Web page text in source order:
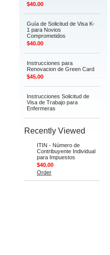
$40.00
Guía de Solicitud de Visa K-
1 para Novios
Comprometidos
$40.00
Instrucciones para
Renovacion de Green Card
$45.00
Instrucciones Solicitud de
Visa de Trabajo para
Enfermeras
Recently Viewed
ITIN - Número de
Contribuyente Individual
para Impuestos
$40.00
Order